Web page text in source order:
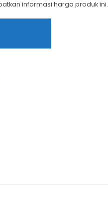
informasi harga produk ini.